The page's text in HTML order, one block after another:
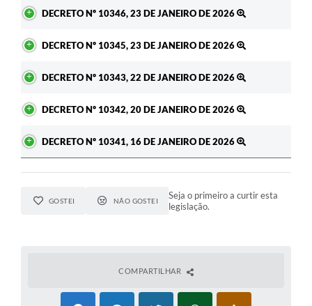
DECRETO Nº 10346, 23 DE JANEIRO DE 2026
DECRETO Nº 10345, 23 DE JANEIRO DE 2026
DECRETO Nº 10343, 22 DE JANEIRO DE 2026
DECRETO Nº 10342, 20 DE JANEIRO DE 2026
DECRETO Nº 10341, 16 DE JANEIRO DE 2026
GOSTEI NÃO GOSTEI
Seja o primeiro a curtir esta
legislação.
COMPARTILHAR